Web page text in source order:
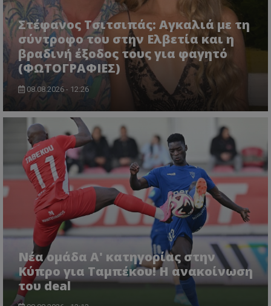
Στέφανος Τσιτσιπάς: Αγκαλιά με τη
σύντροφο του στην Ελβετία και η
βραδινή έξοδος τους για φαγητό
(ΦΩΤΟΓΡΑΦΙΕΣ)
08.08.2026 - 12:26
Νέα ομάδα Α' κατηγορίας στην
Κύπρο για Ταμπέκου! Η ανακοίνωση
του deal